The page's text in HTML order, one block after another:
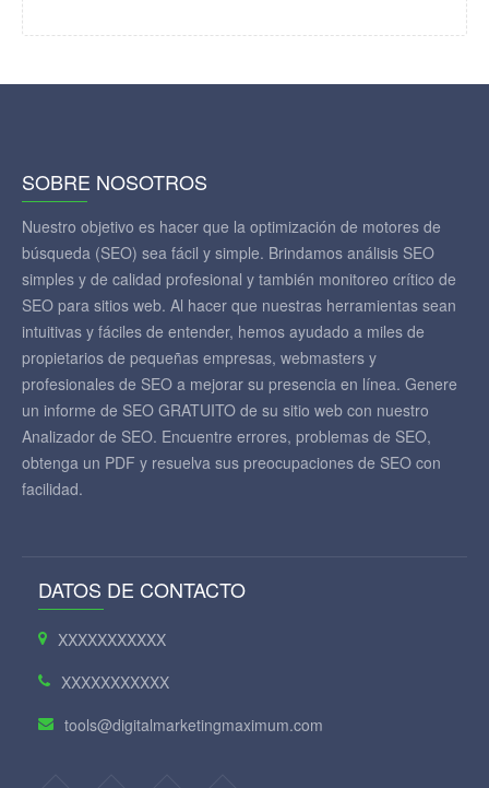
SOBRE NOSOTROS
Nuestro objetivo es hacer que la optimización de motores de
búsqueda (SEO) sea fácil y simple. Brindamos análisis SEO
simples y de calidad profesional y también monitoreo crítico de
SEO para sitios web. Al hacer que nuestras herramientas sean
intuitivas y fáciles de entender, hemos ayudado a miles de
propietarios de pequeñas empresas, webmasters y
profesionales de SEO a mejorar su presencia en línea. Genere
un informe de SEO GRATUITO de su sitio web con nuestro
Analizador de SEO. Encuentre errores, problemas de SEO,
obtenga un PDF y resuelva sus preocupaciones de SEO con
facilidad.
DATOS DE CONTACTO
XXXXXXXXXXX
XXXXXXXXXXX
tools@digitalmarketingmaximum.com